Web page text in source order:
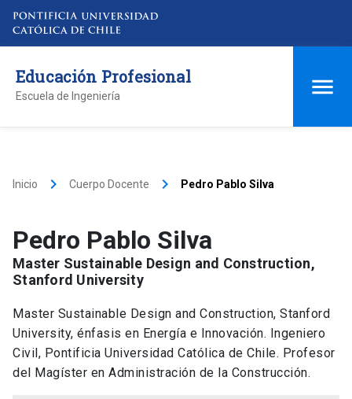
Educación Profesional
Escuela de Ingeniería
Inicio keyboard_arrow_right Cuerpo Docente keyboard_arrow_right Pedro Pablo Silva
Pedro Pablo Silva
Master Sustainable Design and Construction,
Stanford University
Master Sustainable Design and Construction, Stanford
University, énfasis en Energía e Innovación. Ingeniero
Civil, Pontificia Universidad Católica de Chile. Profesor
del Magíster en Administración de la Construcción.